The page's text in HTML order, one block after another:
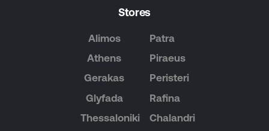
Stores
Alimos
Athens
Gerakas
Glyfada
Thessaloniki
Patra
Piraeus
Peristeri
Rafina
Chalandri